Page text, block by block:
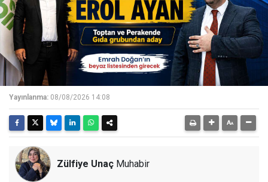
Yayınlanma: 08/08/2026 14:08
Zülfiye Unaç Muhabir